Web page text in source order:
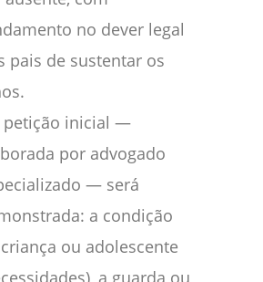
no dever legal
pais de sustentar os
petição inicial —
por advogado
— será
a condição
ou adolescente
a guarda ou